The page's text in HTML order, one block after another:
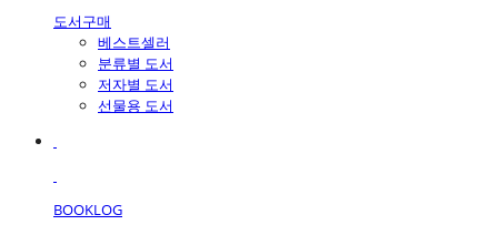
도서구매
베스트셀러
분류별 도서
저자별 도서
선물용 도서
BOOKLOG